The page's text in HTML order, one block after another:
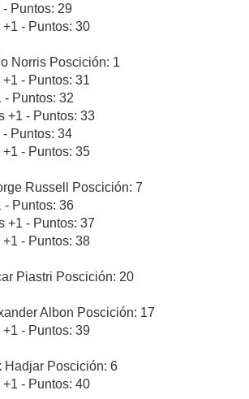
Puntos: 29
- Puntos: 30
Norris Poscición: 1
- Puntos: 31
- Puntos: 32
+1 - Puntos: 33
Puntos: 34
- Puntos: 35
Russell Poscición: 7
- Puntos: 36
+1 - Puntos: 37
- Puntos: 38
Piastri Poscición: 20
Albon Poscición: 17
- Puntos: 39
Hadjar Poscición: 6
- Puntos: 40